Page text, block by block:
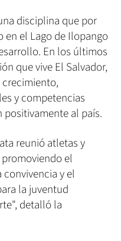
disciplina que por
en el Lago de Ilopango
En los últimos
que vive El Salvador,
y competencias
al país.
reunió atletas y
el
y el
la juventud
detalló la